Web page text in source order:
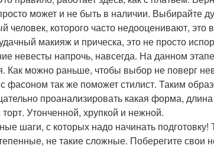
может и не быть в наличии. Выбирайте
человек, которого часто недооценивают,
макияж и прическа, это не просто
невесты напрочь, навсегда. На данном
Как можно раньше, чтобы выбор не поверг
фасоном так же поможет стилист. Таким
проанализировать какая форма,
Утонченной, хрупкой и нежной.
шаги, с которых надо начинать подготовку!
не такие сложные. Поберегите